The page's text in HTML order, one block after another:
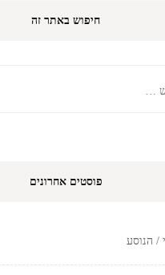
חיפוש באתר זה
פוסטים אחרונים
/ הנוסע